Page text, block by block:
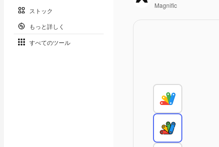
ストック
もっと詳しく
すべてのツール
Magnific